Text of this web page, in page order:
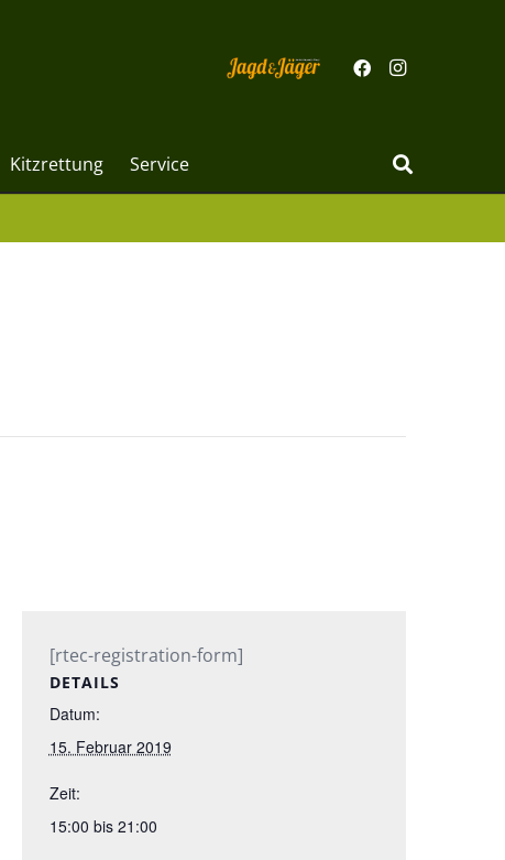
Kitzrettung Service
[rtec-registration-form]
DETAILS
Datum:
15. Februar 2019
Zeit:
15:00 bis 21:00